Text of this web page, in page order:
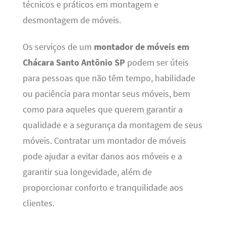
técnicos e práticos em montagem e
desmontagem de móveis.
Os serviços de um montador de móveis em
Chácara Santo Antônio SP podem ser úteis
para pessoas que não têm tempo, habilidade
ou paciência para montar seus móveis, bem
como para aqueles que querem garantir a
qualidade e a segurança da montagem de seus
móveis. Contratar um montador de móveis
pode ajudar a evitar danos aos móveis e a
garantir sua longevidade, além de
proporcionar conforto e tranquilidade aos
clientes.